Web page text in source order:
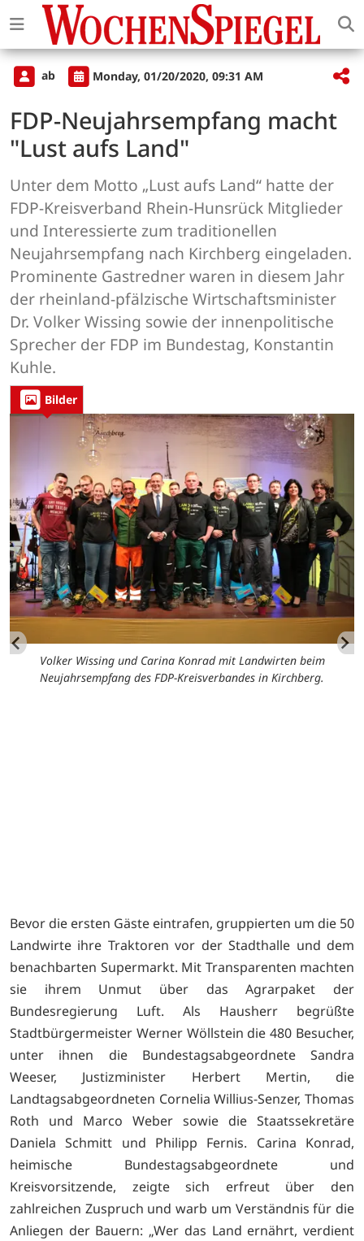
ab Monday, 01/20/2020, 09:31 AM
FDP-Neujahrsempfang macht
"Lust aufs Land"
Unter dem Motto „Lust aufs Land“ hatte der
FDP-Kreisverband Rhein-Hunsrück Mitglieder
und Interessierte zum traditionellen
Neujahrsempfang nach Kirchberg eingeladen.
Prominente Gastredner waren in diesem Jahr
der rheinland-pfälzische Wirtschaftsminister
Dr. Volker Wissing sowie der innenpolitische
Sprecher der FDP im Bundestag, Konstantin
Kuhle.
Bilder
Volker Wissing und Carina Konrad mit Landwirten beim
Neujahrsempfang des FDP-Kreisverbandes in Kirchberg.
Bevor die ersten Gäste eintrafen, gruppierten um die 50
Landwirte ihre Traktoren vor der Stadthalle und dem
benachbarten Supermarkt. Mit Transparenten machten
sie ihrem Unmut über das Agrarpaket der
Bundesregierung Luft. Als Hausherr begrüßte
Stadtbürgermeister Werner Wöllstein die 480 Besucher,
unter ihnen die Bundestagsabgeordnete Sandra
Weeser, Justizminister Herbert Mertin, die
Landtagsabgeordneten Cornelia Willius-Senzer, Thomas
Roth und Marco Weber sowie die Staatssekretäre
Daniela Schmitt und Philipp Fernis. Carina Konrad,
heimische Bundestagsabgeordnete und
Kreisvorsitzende, zeigte sich erfreut über den
zahlreichen Zuspruch und warb um Verständnis für die
Anliegen der Bauern: „Wer das Land ernährt, verdient